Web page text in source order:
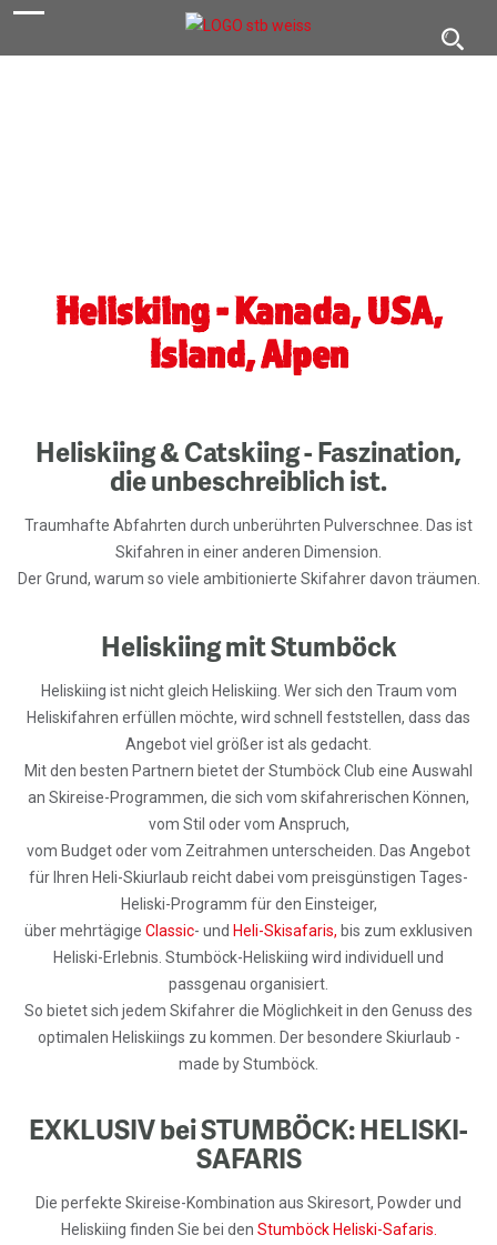
Heliskiing - Kanada, USA,
Island, Alpen
Heliskiing & Catskiing - Faszination,
die unbeschreiblich ist.
Traumhafte Abfahrten durch unberührten Pulverschnee. Das ist
Skifahren in einer anderen Dimension.
Der Grund, warum so viele ambitionierte Skifahrer davon träumen.
Heliskiing mit Stumböck
Heliskiing ist nicht gleich Heliskiing. Wer sich den Traum vom
Heliskifahren erfüllen möchte, wird schnell feststellen, dass das
Angebot viel größer ist als gedacht.
Mit den besten Partnern bietet der Stumböck Club eine Auswahl
an Skireise-Programmen, die sich vom skifahrerischen Können,
vom Stil oder vom Anspruch,
vom Budget oder vom Zeitrahmen unterscheiden. Das Angebot
für Ihren Heli-Skiurlaub reicht dabei vom preisgünstigen Tages-
Heliski-Programm für den Einsteiger,
über mehrtägige Classic- und Heli-Skisafaris, bis zum exklusiven
Heliski-Erlebnis. Stumböck-Heliskiing wird individuell und
passgenau organisiert.
So bietet sich jedem Skifahrer die Möglichkeit in den Genuss des
optimalen Heliskiings zu kommen. Der besondere Skiurlaub -
made by Stumböck.
EXKLUSIV bei STUMBÖCK: HELISKI-
SAFARIS
Die perfekte Skireise-Kombination aus Skiresort, Powder und
Heliskiing finden Sie bei den Stumböck Heliski-Safaris.